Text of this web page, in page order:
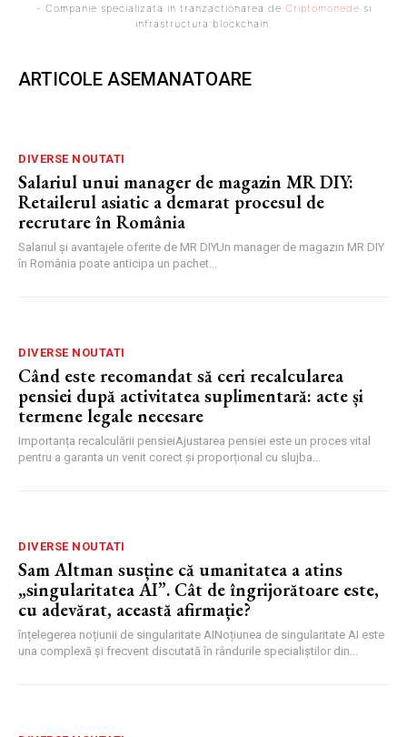
- Companie specializata in tranzactionarea de Criptomonede si
infrastructura blockchain.
ARTICOLE ASEMANATOARE
DIVERSE NOUTATI
Salariul unui manager de magazin MR DIY:
Retailerul asiatic a demarat procesul de
recrutare în România
Salariul și avantajele oferite de MR DIYUn manager de magazin MR DIY
în România poate anticipa un pachet...
DIVERSE NOUTATI
Când este recomandat să ceri recalcularea
pensiei după activitatea suplimentară: acte și
termene legale necesare
Importanța recalculării pensieiAjustarea pensiei este un proces vital
pentru a garanta un venit corect și proporțional cu slujba...
DIVERSE NOUTATI
Sam Altman susține că umanitatea a atins
„singularitatea AI”. Cât de îngrijorătoare este,
cu adevărat, această afirmație?
înțelegerea noțiunii de singularitate AINoțiunea de singularitate AI este
una complexă și frecvent discutată în rândurile specialiștilor din...